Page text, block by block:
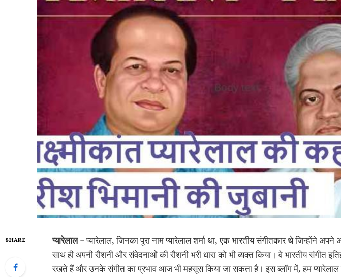
SHARE प्यारेलाल –प्यारेलाल, जिनका पूरा नाम प्यारेलाल शर्मा था, एक भारतीय संगीतकार थे जिन्होंने अपने
साथ ही अपनी रौशनी और संवेदनाओं की रौशनी भरी धारा को भी व्यक्त किया। वे भारतीय संगीत
रखते हैं और उनके संगीत का प्रभाव आज भी महसूस किया जा सकता है। इस ब्लॉग में, हम